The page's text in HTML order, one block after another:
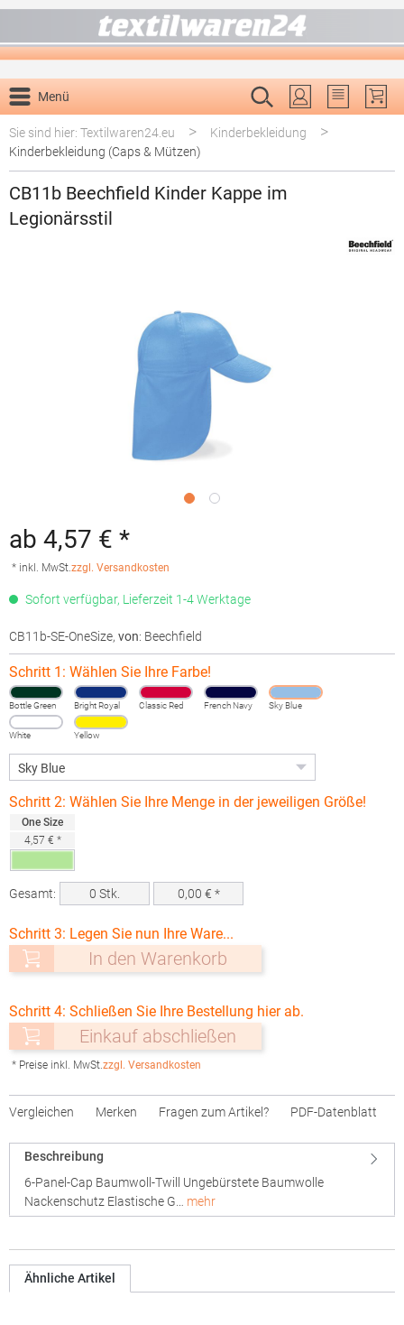
Menü
Du hast 0
Sie sind hier: Textilwaren24.eu
> Kinderbekleidung >
Kinderbekleidung (Caps & Mützen)
CB11b Beechfield Kinder Kappe im
Legionärsstil
ab 4,57 € *
* inkl. MwSt.zzgl. Versandkosten
Sofort verfügbar, Lieferzeit 1-4 Werktage
CB11b-SE-OneSize, von: Beechfield
Schritt 1: Wählen Sie Ihre Farbe!
Bottle Green Bright Royal Classic Red French Navy Sky Blue
White Yellow
Schritt 2: Wählen Sie Ihre Menge in der jeweiligen Größe!
One Size
4,57 € *
Gesamt: 0 Stk. 0,00 € *
Schritt 3: Legen Sie nun Ihre Ware...
In den Warenkorb
Schritt 4: Schließen Sie Ihre Bestellung hier ab.
Einkauf abschließen
* Preise inkl. MwSt.zzgl. Versandkosten
Vergleichen Merken Fragen zum Artikel? PDF-Datenblatt
Beschreibung
6-Panel-Cap Baumwoll-Twill Ungebürstete Baumwolle
Nackenschutz Elastische G… mehr
Ähnliche Artikel